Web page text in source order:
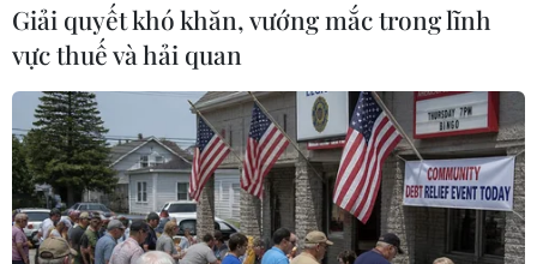
Văn Quyết giành giải Vận động viên Xuất
sắc nhất Việt Nam năm 2020
23/01/2021 08:48
Tiền đạo Văn Quyết vừa giành giải thưởng Vận động
viên Xuất sắc nhất Toàn quốc năm 2020 do Tổng cục
Thể dục Thể thao cùng Tạp chí Thể thao Việt Nam tổ
Giải quyết khó khăn, vướng mắc trong lĩnh
vực thuế và hải quan